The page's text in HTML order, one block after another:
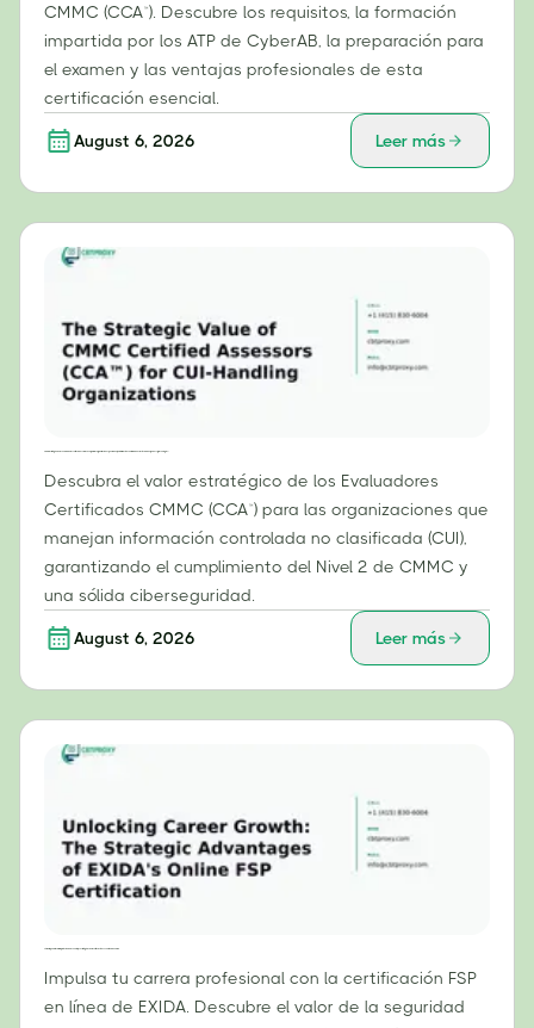
CMMC (CCA™). Descubre los requisitos, la formación
impartida por los ATP de CyberAB, la preparación para
el examen y las ventajas profesionales de esta
certificación esencial.
August 6, 2026 Leer más
Descubra el valor estratégico de los Evaluadores
Certificados CMMC (CCA™) para las organizaciones que
manejan información controlada no clasificada (CUI),
garantizando el cumplimiento del Nivel 2 de CMMC y
una sólida ciberseguridad.
August 6, 2026 Leer más
Impulsa tu carrera profesional con la certificación FSP
en línea de EXIDA. Descubre el valor de la seguridad